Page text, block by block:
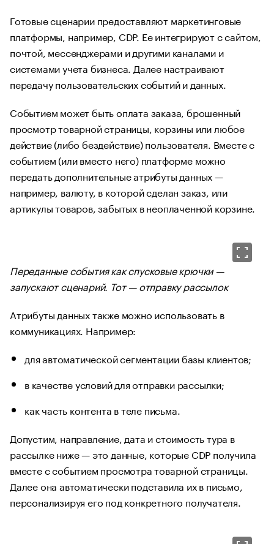
Готовые сценарии предоставляют маркетинговые
платформы, например, CDP. Ее интегрируют с сайтом,
почтой, мессенджерами и другими каналами и
системами учета бизнеса. Далее настраивают
передачу пользовательских событий и данных.
Событием может быть оплата заказа, брошенный
просмотр товарной страницы, корзины или любое
действие (либо бездействие) пользователя. Вместе с
событием (или вместо него) платформе можно
передать дополнительные атрибуты данных —
например, валюту, в которой сделан заказ, или
артикулы товаров, забытых в неоплаченной корзине.
Переданные события как спусковые крючки —
запускают сценарий. Тот — отправку рассылок
Атрибуты данных также можно использовать в
коммуникациях. Например:
для автоматической сегментации базы клиентов;
в качестве условий для отправки рассылки;
как часть контента в теле письма.
Допустим, направление, дата и стоимость тура в
рассылке ниже — это данные, которые CDP получила
вместе с событием просмотра товарной страницы.
Далее она автоматически подставила их в письмо,
персонализируя его под конкретного получателя.